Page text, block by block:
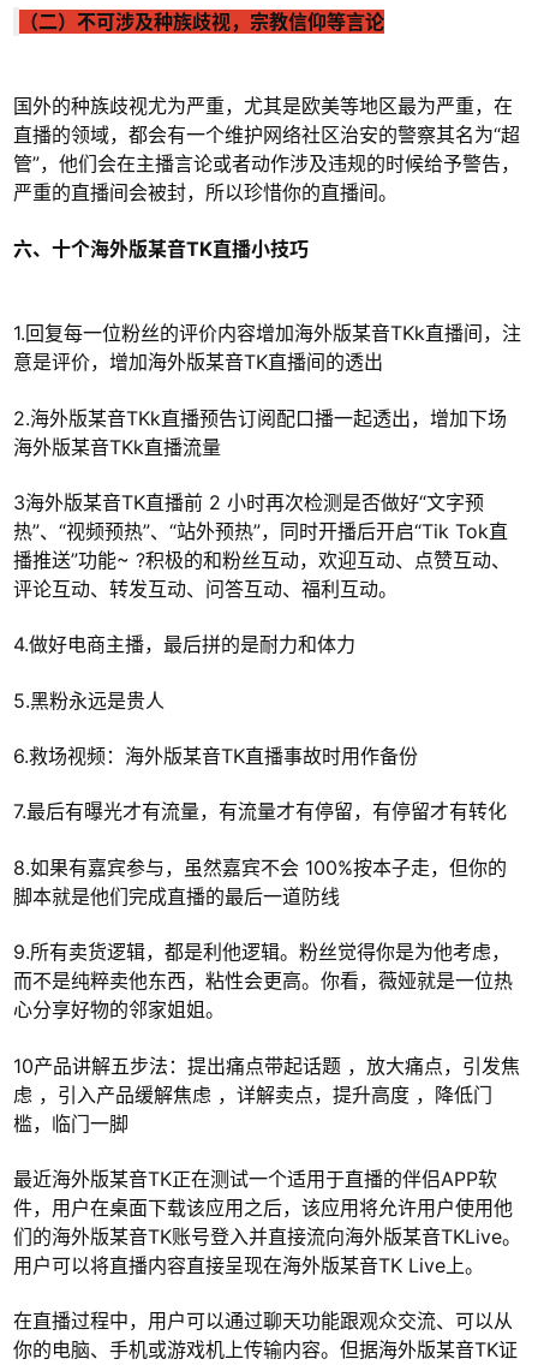
（二）不可涉及种族歧视，宗教信仰等言论
国外的种族歧视尤为严重，尤其是欧美等地区最为严重，在
直播的领域，都会有一个维护网络社区治安的警察其名为“超
管”，他们会在主播言论或者动作涉及违规的时候给予警告，
严重的直播间会被封，所以珍惜你的直播间。
六、十个海外版某音TK直播小技巧
1.回复每一位粉丝的评价内容增加海外版某音TKk直播间，注
意是评价，增加海外版某音TK直播间的透出
2.海外版某音TKk直播预告订阅配口播一起透出，增加下场
海外版某音TKk直播流量
3海外版某音TK直播前 2 小时再次检测是否做好“文字预
热”、“视频预热”、“站外预热”，同时开播后开启“Tik Tok直
播推送”功能~ ?积极的和粉丝互动，欢迎互动、点赞互动、
评论互动、转发互动、问答互动、福利互动。
4.做好电商主播，最后拼的是耐力和体力
5.黑粉永远是贵人
6.救场视频：海外版某音TK直播事故时用作备份
7.最后有曝光才有流量，有流量才有停留，有停留才有转化
8.如果有嘉宾参与，虽然嘉宾不会 100%按本子走，但你的
脚本就是他们完成直播的最后一道防线
9.所有卖货逻辑，都是利他逻辑。粉丝觉得你是为他考虑，
而不是纯粹卖他东西，粘性会更高。你看，薇娅就是一位热
心分享好物的邻家姐姐。
10产品讲解五步法：提出痛点带起话题 ，放大痛点，引发焦
虑 ，引入产品缓解焦虑 ，详解卖点，提升高度 ，降低门
槛，临门一脚
最近海外版某音TK正在测试一个适用于直播的伴侣APP软
件，用户在桌面下载该应用之后，该应用将允许用户使用他
们的海外版某音TK账号登入并直接流向海外版某音TKLive。
用户可以将直播内容直接呈现在海外版某音TK Live上。
在直播过程中，用户可以通过聊天功能跟观众交流、可以从
你的电脑、手机或游戏机上传输内容。但据海外版某音TK证